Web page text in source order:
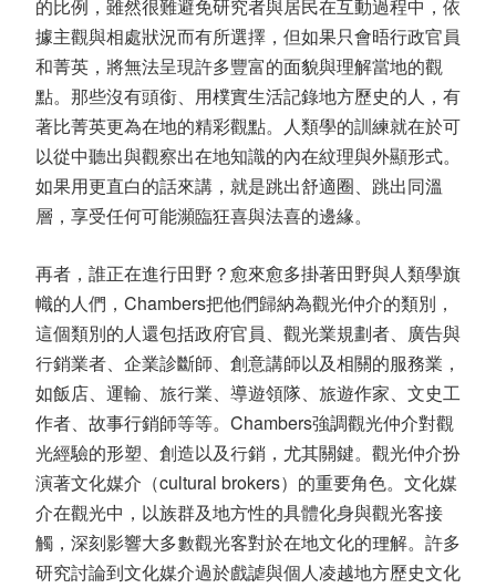
的比例，雖然很難避免研究者與居民在互動過程中，依
據主觀與相處狀況而有所選擇，但如果只會晤行政官員
和菁英，將無法呈現許多豐富的面貌與理解當地的觀
點。那些沒有頭銜、用樸實生活記錄地方歷史的人，有
著比菁英更為在地的精彩觀點。人類學的訓練就在於可
以從中聽出與觀察出在地知識的內在紋理與外顯形式。
如果用更直白的話來講，就是跳出舒適圈、跳出同溫
層，享受任何可能瀕臨狂喜與法喜的邊緣。
再者，誰正在進行田野？愈來愈多掛著田野與人類學旗
幟的人們，Chambers把他們歸納為觀光仲介的類別，
這個類別的人還包括政府官員、觀光業規劃者、廣告與
行銷業者、企業診斷師、創意講師以及相關的服務業，
如飯店、運輸、旅行業、導遊領隊、旅遊作家、文史工
作者、故事行銷師等等。Chambers強調觀光仲介對觀
光經驗的形塑、創造以及行銷，尤其關鍵。觀光仲介扮
演著文化媒介（cultural brokers）的重要角色。文化媒
介在觀光中，以族群及地方性的具體化身與觀光客接
觸，深刻影響大多數觀光客對於在地文化的理解。許多
研究討論到文化媒介過於戲謔與個人凌越地方歷史文化